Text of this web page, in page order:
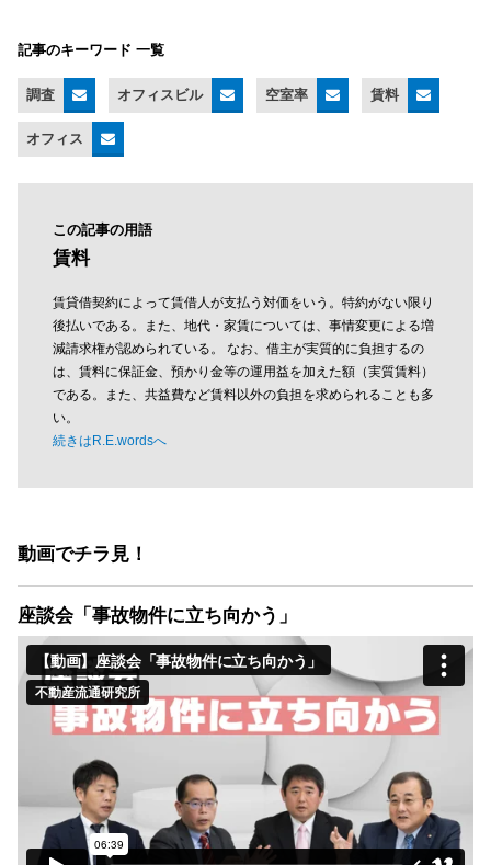
記事のキーワード 一覧
調査 オフィスビル 空室率 賃料
オフィス
この記事の用語
賃料
賃貸借契約によって賃借人が支払う対価をいう。特約がない限り
後払いである。また、地代・家賃については、事情変更による増
減請求権が認められている。 なお、借主が実質的に負担するの
は、賃料に保証金、預かり金等の運用益を加えた額（実質賃料）
である。また、共益費など賃料以外の負担を求められることも多
い。
続きはR.E.wordsへ
動画でチラ見！
座談会「事故物件に立ち向かう」